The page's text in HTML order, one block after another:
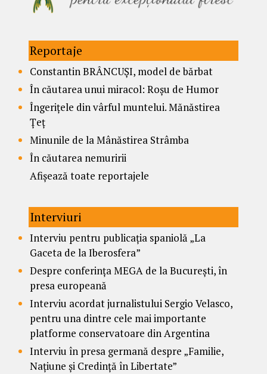
Reportaje
Constantin BRÂNCUȘI, model de bărbat
În căutarea unui miracol: Roșu de Humor
Îngerițele din vârful muntelui. Mănăstirea
Țeț
Minunile de la Mânăstirea Strâmba
În căutarea nemuririi
Afișează toate reportajele
Interviuri
Interviu pentru publicația spaniolă „La
Gaceta de la Iberosfera”
Despre conferința MEGA de la București, în
presa europeană
Interviu acordat jurnalistului Sergio Velasco,
pentru una dintre cele mai importante
platforme conservatoare din Argentina
Interviu în presa germană despre „Familie,
Națiune și Credință în Libertate”